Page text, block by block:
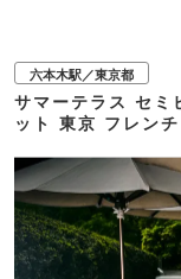
たらす豊かな味わいが楽しめるメニ
層的な味わいとともに、
んでみてはいかがでしょうか。 ■前菜 ・ベビーコスレタス グ
ドレッシング 発酵チリの
ソース ・国産ポークロ
のザワークラウト ・グ
製醤油 ・焦がしキャベツのウ
ードリンク ・シャンパ
ワイン ・ビール ・ソフトドリンク各種 ※内容の
ださい。
六本木駅／東京都
サマーテラス セミ
ット 東京 フレン